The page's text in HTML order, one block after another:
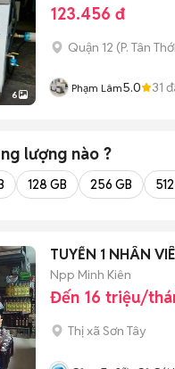
6
123.456 đ
Quận 12 (P. Tân
Phạm Lâm5.0 31
lượng nào ?
128 GB 256 GB
TUYỂN 1 NHÂN
Npp Minh Kiên
Đến 16 triệu/
Thị xã Sơn Tây